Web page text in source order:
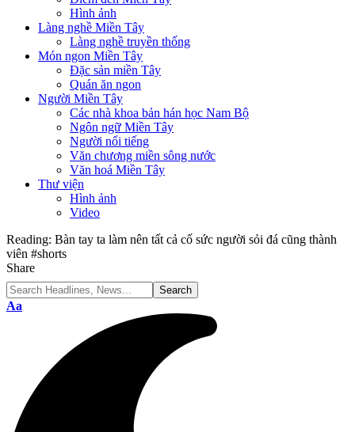
Hình ảnh
Làng nghề Miền Tây
Làng nghề truyền thống
Món ngon Miền Tây
Đặc sản miền Tây
Quán ăn ngon
Người Miền Tây
Các nhà khoa bản hán học Nam Bộ
Ngôn ngữ Miền Tây
Người nổi tiếng
Văn chương miền sông nước
Văn hoá Miền Tây
Thư viện
Hình ảnh
Video
Reading: Bàn tay ta làm nên tất cả cố sức người sỏi đá cũng thành
viên #shorts
Share
Font
Aa